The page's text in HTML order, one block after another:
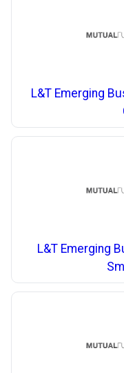
L&T Emerging
L&T Emerging